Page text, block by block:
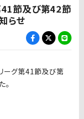
節及び第42節
らせ
ーグ第41節及び第
。